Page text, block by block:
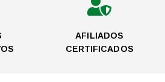

AFILIADOS
CERTIFICADOS